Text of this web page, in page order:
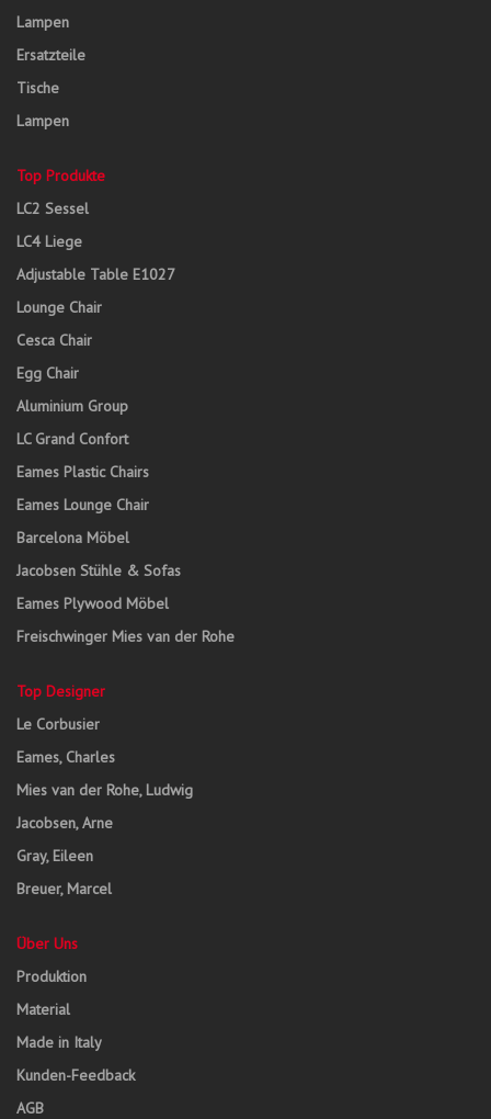
Lampen
Ersatzteile
Tische
Lampen
Top Produkte
LC2 Sessel
LC4 Liege
Adjustable Table E1027
Lounge Chair
Cesca Chair
Egg Chair
Aluminium Group
LC Grand Confort
Eames Plastic Chairs
Eames Lounge Chair
Barcelona Möbel
Jacobsen Stühle & Sofas
Eames Plywood Möbel
Freischwinger Mies van der Rohe
Top Designer
Le Corbusier
Eames, Charles
Mies van der Rohe, Ludwig
Jacobsen, Arne
Gray, Eileen
Breuer, Marcel
Über Uns
Produktion
Material
Made in Italy
Kunden-Feedback
AGB